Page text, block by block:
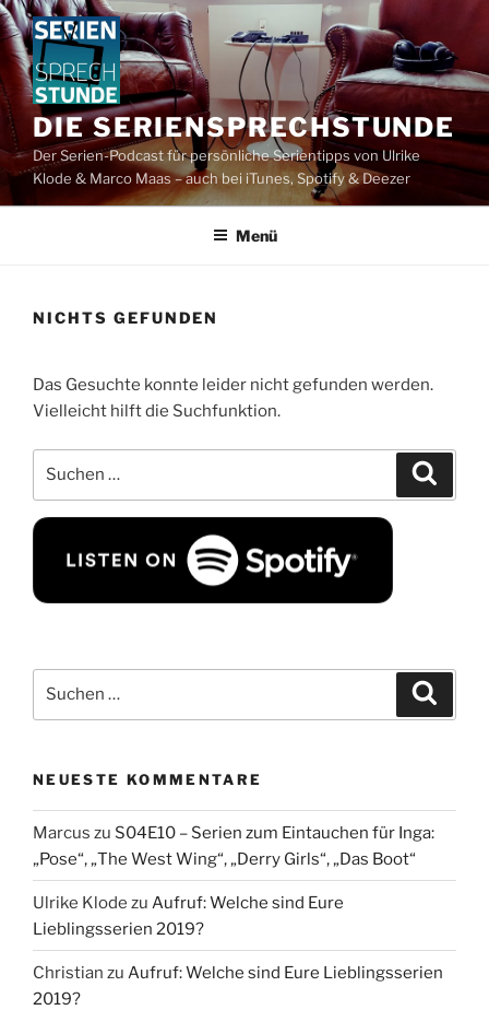
Zum
Inhalt
springen
DIE SERIENSPRECHSTUNDE
Der Serien-Podcast für persönliche Serientipps von Ulrike
Klode & Marco Maas – auch bei iTunes, Spotify & Deezer
Menü
NICHTS GEFUNDEN
Das Gesuchte konnte leider nicht gefunden werden.
Vielleicht hilft die Suchfunktion.
nach:
nach:
NEUESTE KOMMENTARE
Marcus zu S04E10 – Serien zum Eintauchen für Inga:
„Pose“, „The West Wing“, „Derry Girls“, „Das Boot“
Ulrike Klode zu Aufruf: Welche sind Eure
Lieblingsserien 2019?
Christian zu Aufruf: Welche sind Eure Lieblingsserien
2019?